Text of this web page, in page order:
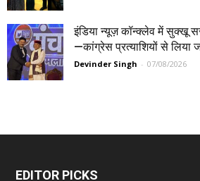
इंडिया न्यूज़ कॉन्क्लेव में सुक्खू
—कांग्रेस प्रत्याशियों से लिया
Devinder Singh - 07/08/2026
EDITOR PICKS